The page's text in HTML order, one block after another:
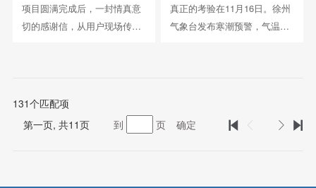
项目圆满完成后，一封情真意
切的感谢信，从用户现场传
真正的考验在11月16日。徐州
气象台发布寒潮预警，气温一
131个匹配项
第一页, 共11页    
到 页 确定